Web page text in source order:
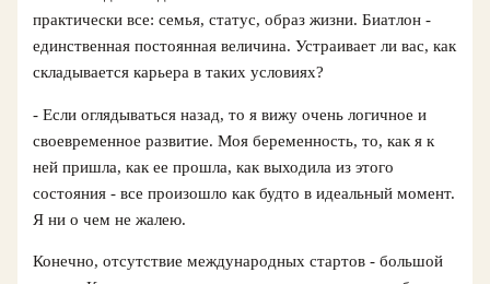
практически все: семья, статус, образ жизни. Биатлон -
единственная постоянная величина. Устраивает ли вас, как
складывается карьера в таких условиях?
- Если оглядываться назад, то я вижу очень логичное и
своевременное развитие. Моя беременность, то, как я к
ней пришла, как ее прошла, как выходила из этого
состояния - все произошло как будто в идеальный момент.
Я ни о чем не жалею.
Конечно, отсутствие международных стартов - большой